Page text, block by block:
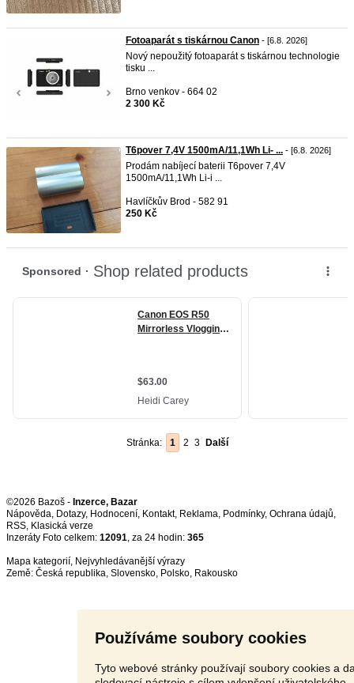
Používáme soubory cookies
Tyto webové stránky používají soubory cookies a
Fotoaparát s tiskárnou Canon - [6.8. 2026]
Nový nepoužitý fotoaparát s tiskárnou technologie
tisku ...
Brno venkov - 664 02
2 300 Kč
T6pover 7,4V 1500mA/11,1Wh Li- ... - [6.8. 2026]
Prodám nabíjecí baterii T6pover 7,4V
1500mA/11,1Wh Li-i ...
Havlíčkův Brod - 582 91
250 Kč
Stránka: 1 2 3 Další
©2026 Bazoš - Inzerce, Bazar
Nápověda, Dotazy, Hodnocení, Kontakt, Reklama, Podmínky, Ochrana údajů,
RSS,
Inzeráty Foto celkem: 12091, za 24 hodin: 365
Mapa kategorií, Nejvyhledávanější výrazy
Země: Česká republika, Slovensko, Polsko, Rakousko